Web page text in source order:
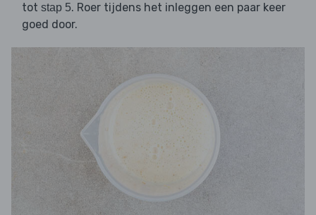
tot stap 5. Roer tijdens het inleggen een paar keer
goed door.